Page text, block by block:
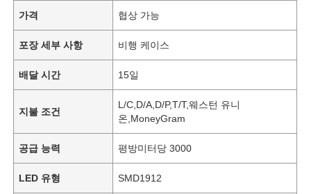
가격 협상 가능
포장 세부 사항 비행 케이스
배달 시간 15일
지불 조건
L/C,D/A,D/P,T/T,웨스턴 유니
온,MoneyGram
공급 능력 평방미터당 3000
LED 유형 SMD1912